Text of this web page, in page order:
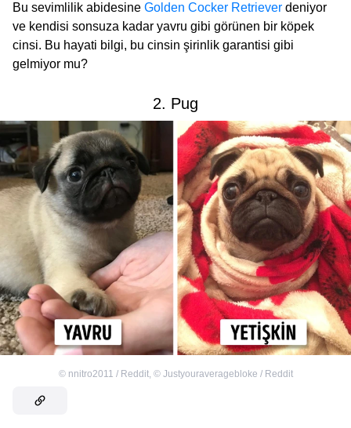
Bu sevimlilik abidesine Golden Cocker Retriever deniyor
ve kendisi sonsuza kadar yavru gibi görünen bir köpek
cinsi. Bu hayati bilgi, bu cinsin şirinlik garantisi gibi
gelmiyor mu?
2. Pug
© nnitro2011 / Reddit, © Justyouraveragebloke / Reddit